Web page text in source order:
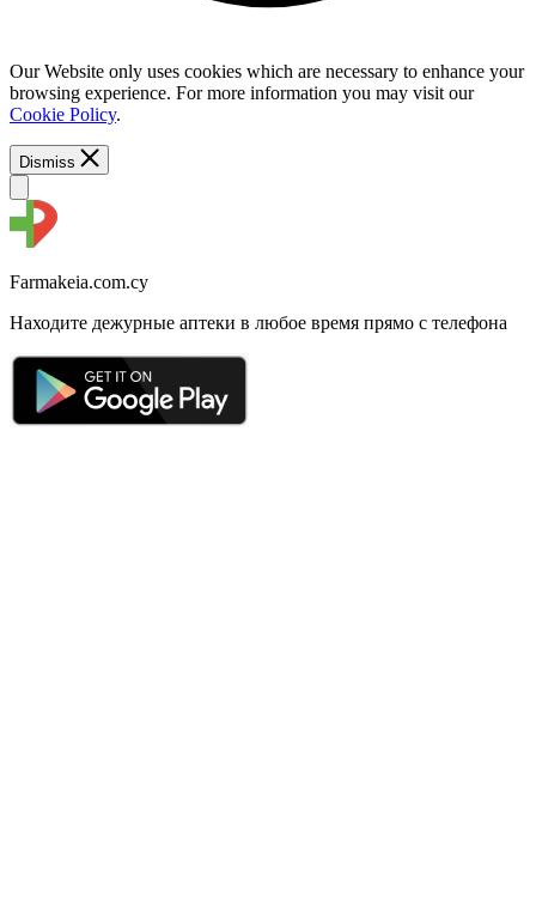
Our Website only uses cookies which are necessary to enhance your
browsing experience. For more information you may visit our
Cookie Policy.
Dismiss
Farmakeia.com.cy
Находите дежурные аптеки в любое время прямо с телефона